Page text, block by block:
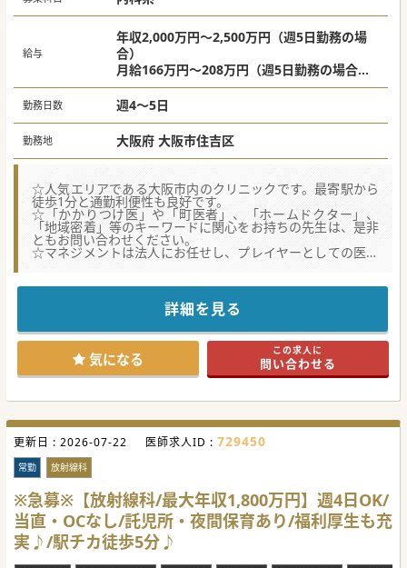
給与
年収2,000万円～2,500万円（週5日勤務の場
合）
月給166万円～208万円（週5日勤務の場合）
※ご経験やスキル、お人柄による
勤務日数 週4～5日
勤務地 大阪府 大阪市住吉区
☆人気エリアである大阪市内のクリニックです。最寄駅から
徒歩1分と通勤利便性も良好です。
☆「かかりつけ医」や「町医者」、「ホームドクター」、
「地域密着」等のキーワードに関心をお持ちの先生は、是非
ともお問い合わせください。
☆マネジメントは法人にお任せし、プレイヤーとしての医師
業務に専念できる環境です。
【医療機関情報】
■2年間で複数の分院を開院させている、非常に勢いのある
法人です。内科の他に小児科クリニックも展開しており、今
後は大阪府外にも開院予定がございます。
■「かかりつけ医」、「町医者」として、地域からの評判も
高い法人で、特に糖尿病治療においては関西でもトップクラ
スの診療実績がございます。
■院長ながら、経営や管理、採用等のマネジメントは法人に
にお勧めです。
【職場環境と雰囲気】
■理事長は、人への優しさや高いバイタリティーを感じさせ
るお人柄の先生で、世界的な著名人による講演会を配信する
プラットフォームにも登壇された実績がございます。
■クリニックの理念である「関わる一人ひとりが生き生きと
充実した日々を過ごし、幸せで納得できる人生の創造に貢献
します」という想いを全職種が大切にしています。理念研修
も経て、全ての職員が同じ方向を向いて地域の健康増進のサ
ポートにあたっております。
■通勤利便性の高さも魅力の1つで、御堂筋線の最寄駅から
詳細を見る
気になる この求人に
問い合わせる
更新日 : 2026-07-22 医師求人ID : 729450
常勤 放射線科
※急募※【放射線科/最大年収1,800万円】週4日OK/
当直・OCなし/託児所・夜間保育あり/福利厚生も充
実♪/駅チカ徒歩5分♪